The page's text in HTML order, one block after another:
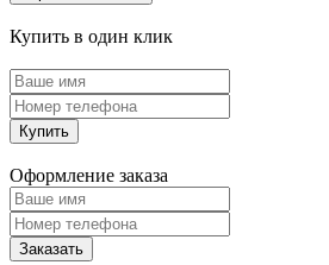
Купить в один клик
Купить
Оформление заказа
Заказать